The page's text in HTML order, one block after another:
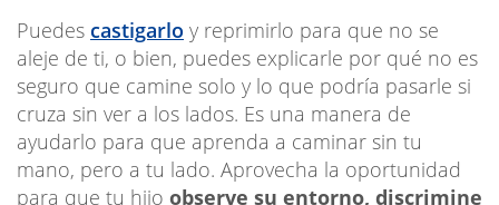
Puedes castigarlo y reprimirlo para que no se
aleje de ti, o bien, puedes explicarle por qué no es
seguro que camine solo y lo que podría pasarle si
cruza sin ver a los lados. Es una manera de
ayudarlo para que aprenda a caminar sin tu
mano, pero a tu lado. Aprovecha la oportunidad
para que tu hijo observe su entorno, discrimine